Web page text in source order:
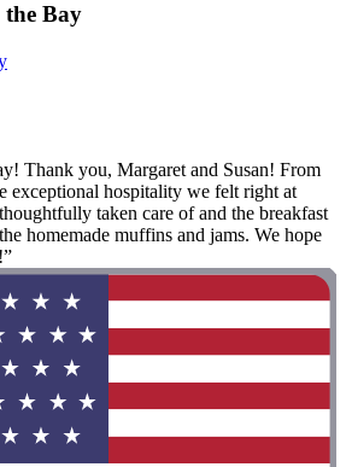
Bay
Thank you, Margaret and Susan! From
exceptional hospitality we felt right at
taken care of and the breakfast
homemade muffins and jams. We hope